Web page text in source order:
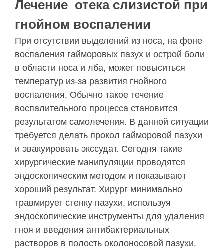
Лечение отека слизистой при
гнойном воспалении
При отсутствии выделений из носа, на фоне
воспаления гайморовых пазух и острой боли
в области носа и лба, может повыситься
температур из-за развития гнойного
воспаления. Обычно такое течение
воспалительного процесса становится
результатом самолечения. В данной ситуации
требуется делать прокол гайморовой пазухи
и эвакуировать экссудат. Сегодня такие
хирургические манипуляции проводятся
эндоскопическим методом и показывают
хороший результат. Хирург минимально
травмирует стенку пазухи, используя
эндоскопические инструменты для удаления
гноя и введения антибактериальных
растворов в полость околоносовой пазухи.